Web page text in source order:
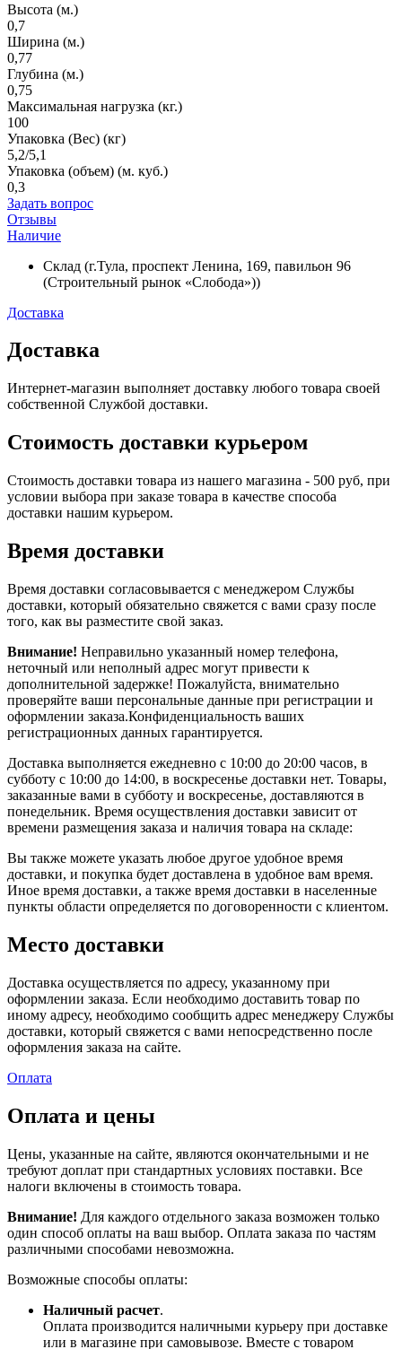
Высота (м.)
0,7
Ширина (м.)
0,77
Глубина (м.)
0,75
Максимальная нагрузка (кг.)
100
Упаковка (Вес) (кг)
5,2/5,1
Упаковка (объем) (м. куб.)
0,3
Задать вопрос
Отзывы
Наличие
Склад (г.Тула, проспект Ленина, 169, павильон 96
(Строительный рынок «Слобода»))
Доставка
Доставка
Интернет-магазин выполняет доставку любого товара своей
собственной Службой доставки.
Стоимость доставки курьером
Стоимость доставки товара из нашего магазина - 500 руб, при
условии выбора при заказе товара в качестве способа
доставки нашим курьером.
Время доставки
Время доставки согласовывается с менеджером Службы
доставки, который обязательно свяжется с вами сразу после
того, как вы разместите свой заказ.
Внимание! Неправильно указанный номер телефона,
неточный или неполный адрес могут привести к
дополнительной задержке! Пожалуйста, внимательно
проверяйте ваши персональные данные при регистрации и
оформлении заказа.Конфиденциальность ваших
регистрационных данных гарантируется.
Доставка выполняется ежедневно с 10:00 до 20:00 часов, в
субботу с 10:00 до 14:00, в воскресенье доставки нет. Товары,
заказанные вами в субботу и воскресенье, доставляются в
понедельник. Время осуществления доставки зависит от
времени размещения заказа и наличия товара на складе:
Вы также можете указать любое другое удобное время
доставки, и покупка будет доставлена в удобное вам время.
Иное время доставки, а также время доставки в населенные
пункты области определяется по договоренности с клиентом.
Место доставки
Доставка осуществляется по адресу, указанному при
оформлении заказа. Если необходимо доставить товар по
иному адресу, необходимо сообщить адрес менеджеру Службы
доставки, который свяжется с вами непосредственно после
оформления заказа на сайте.
Оплата
Оплата и цены
Цены, указанные на сайте, являются окончательными и не
требуют доплат при стандартных условиях поставки. Все
налоги включены в стоимость товара.
Внимание! Для каждого отдельного заказа возможен только
один способ оплаты на ваш выбор. Оплата заказа по частям
различными способами невозможна.
Возможные способы оплаты:
Наличный расчет.
Оплата производится наличными курьеру при доставке
или в магазине при самовывозе. Вместе с товаром